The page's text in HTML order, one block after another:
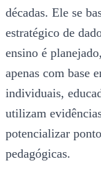
décadas. Ele se
estratégico de
ensino é
apenas com base
individuais,
utilizam
potencializar
pedagógicas.